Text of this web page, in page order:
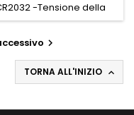
-Tensione della

TORNA ALL'INIZIO 